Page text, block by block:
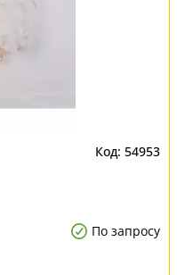
54953
По запросу